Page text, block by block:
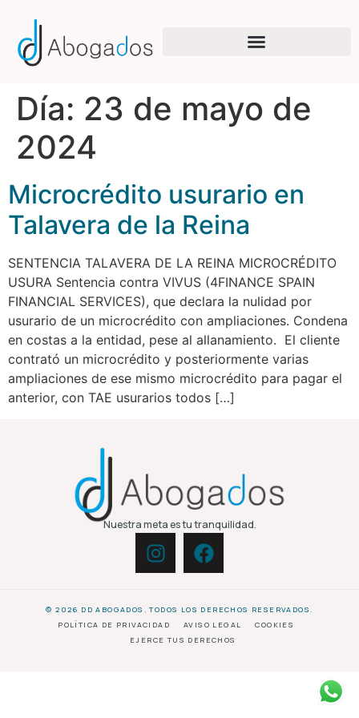
Día: 23 de mayo de
2024
Microcrédito usurario en
Talavera de la Reina
SENTENCIA TALAVERA DE LA REINA MICROCRÉDITO
USURA Sentencia contra VIVUS (4FINANCE SPAIN
FINANCIAL SERVICES), que declara la nulidad por
usurario de un microcrédito con ampliaciones. Condena
en costas a la entidad, pese al allanamiento. El cliente
contrató un microcrédito y posteriormente varias
ampliaciones de ese mismo microcrédito para pagar el
anterior, con TAE usurarios todos […]
Nuestra meta es tu tranquilidad.
© 2026 DD ABOGADOS. TODOS LOS DERECHOS RESERVADOS.
POLÍTICA DE PRIVACIDAD
AVISO LEGAL
COOKIES
EJERCE TUS DERECHOS